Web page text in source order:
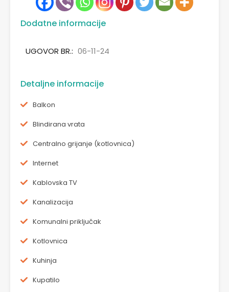
Dodatne informacije
UGOVOR BR.: 06-11-24
Detaljne informacije
Balkon
Blindirana vrata
Centralno grijanje (kotlovnica)
Internet
Kablovska TV
Kanalizacija
Komunalni priključak
Kotlovnica
Kuhinja
Kupatilo